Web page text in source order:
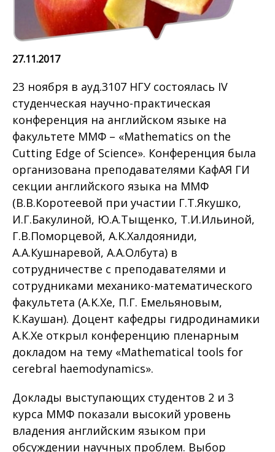
27.11.2017
23 ноября в ауд.3107 НГУ состоялась IV
студенческая научно-практическая
конференция на английском языке на
факультете ММФ – «Mathematics on the
Cutting Edge of Science». Конференция была
организована преподавателями КафАЯ ГИ
секции английского языка на ММФ
(В.В.Коротеевой при участии Г.Т.Якушко,
И.Г.Бакулиной, Ю.А.Тыщенко, Т.И.Ильиной,
Г.В.Поморцевой, А.К.Халдояниди,
А.А.Кушнаревой, А.А.Олбута) в
сотрудничестве с преподавателями и
сотрудниками механико-математического
факультета (A.K.Xe, П.Г. Емельяновым,
К.Каушан). Доцент кафедры гидродинамики
А.К.Хе открыл конференцию пленарным
докладом на тему «Mathematical tools for
cerebral haemodynamics».
Доклады выступающих студентов 2 и 3
курса ММФ показали высокий уровень
владения английским языком при
обсуждении научных проблем. Выбор